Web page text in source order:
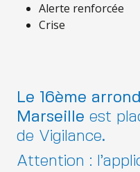
Alerte renforcée
Crise
Le 16ème
Marseille est
de Vigilance.
Attention :